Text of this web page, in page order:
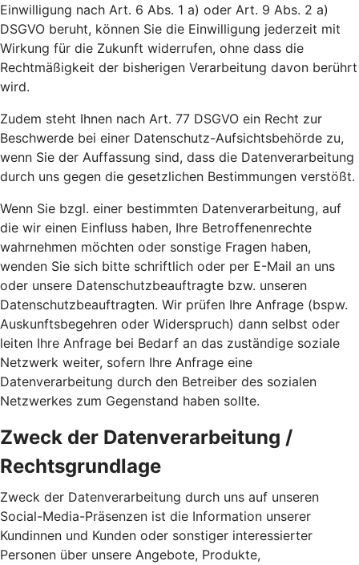
Einwilligung nach Art. 6 Abs. 1 a) oder Art. 9 Abs. 2 a)
DSGVO beruht, können Sie die Einwilligung jederzeit mit
Wirkung für die Zukunft widerrufen, ohne dass die
Rechtmäßigkeit der bisherigen Verarbeitung davon berührt
wird.
Zudem steht Ihnen nach Art. 77 DSGVO ein Recht zur
Beschwerde bei einer Datenschutz-Aufsichtsbehörde zu,
wenn Sie der Auffassung sind, dass die Datenverarbeitung
durch uns gegen die gesetzlichen Bestimmungen verstößt.
Wenn Sie bzgl. einer bestimmten Datenverarbeitung, auf
die wir einen Einfluss haben, Ihre Betroffenenrechte
wahrnehmen möchten oder sonstige Fragen haben,
wenden Sie sich bitte schriftlich oder per E-Mail an uns
oder unsere Datenschutzbeauftragte bzw. unseren
Datenschutzbeauftragten. Wir prüfen Ihre Anfrage (bspw.
Auskunftsbegehren oder Widerspruch) dann selbst oder
leiten Ihre Anfrage bei Bedarf an das zuständige soziale
Netzwerk weiter, sofern Ihre Anfrage eine
Datenverarbeitung durch den Betreiber des sozialen
Netzwerkes zum Gegenstand haben sollte.
Zweck der Datenverarbeitung /
Rechtsgrundlage
Zweck der Datenverarbeitung durch uns auf unseren
Social-Media-Präsenzen ist die Information unserer
Kundinnen und Kunden oder sonstiger interessierter
Personen über unsere Angebote, Produkte,